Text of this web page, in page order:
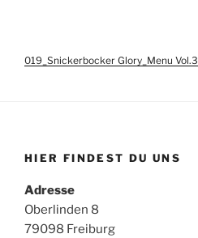
019_Snickerbocker Glory_Menu Vol.3
HIER FINDEST DU UNS
Adresse
Oberlinden 8
79098 Freiburg